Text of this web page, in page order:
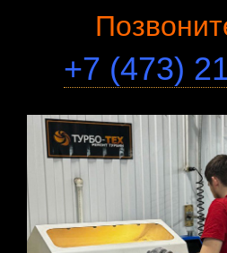
+7 (473)